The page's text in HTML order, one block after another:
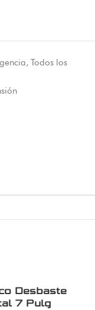
, Todos los
Desbaste
7 Pulg